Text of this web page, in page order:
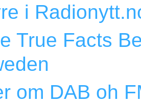
i
True Facts
om DAB oh